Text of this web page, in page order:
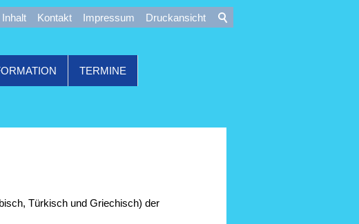
Inhalt Kontakt Impressum Druckansicht
TERMINE
Türkisch und Griechisch) der